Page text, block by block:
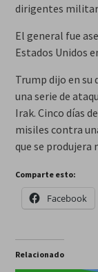
dirigentes
El general fue
Estados Unidos
Trump dijo en su
una serie de
Irak. Cinco días
misiles contra
que se produjera
Comparte esto:
Facebook
Relacionado